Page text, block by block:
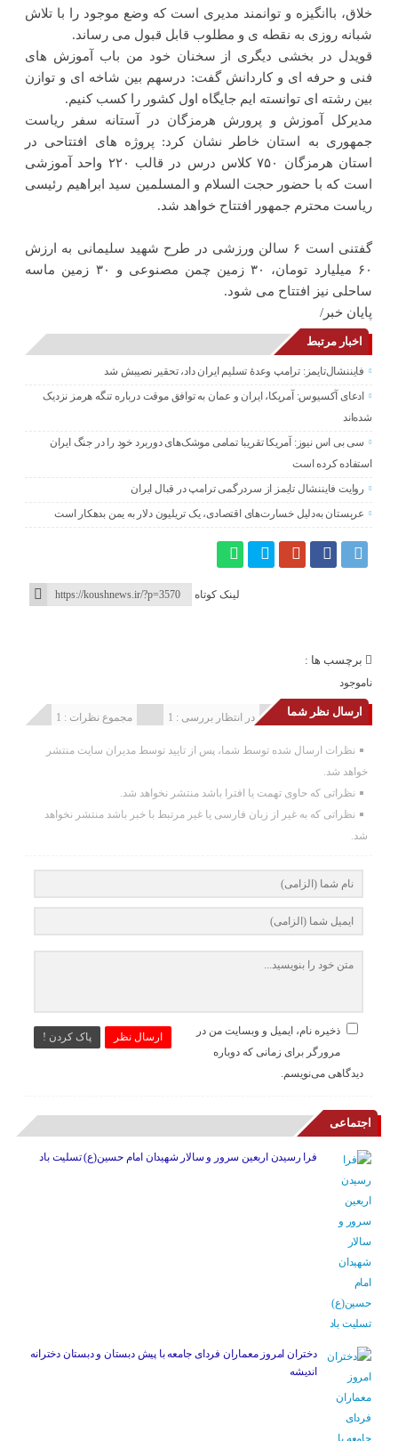
خلاق، باانگیزه و توانمند مدیری است که وضع موجود را با تلاش
شبانه روزی به نقطه ی و مطلوب قابل قبول می رساند.
قویدل در بخشی دیگری از سخنان خود من باب آموزش های
فنی و حرفه ای و کاردانش گفت: درسهم بین شاخه ای و توازن
بین رشته ای توانسته ایم جایگاه اول کشور را کسب کنیم.
مدیرکل آموزش و پرورش هرمزگان در آستانه سفر ریاست
جمهوری به استان خاطر نشان کرد: پروژه های افتتاحی در
استان هرمزگان ۷۵۰ کلاس درس در قالب ۲۲۰ واحد آموزشی
است که با حضور حجت السلام و المسلمین سید ابراهیم رئیسی
ریاست محترم جمهور افتتاح خواهد شد.
گفتنی است ۶ سالن ورزشی در طرح شهید سلیمانی به ارزش
۶۰ میلیارد تومان، ۳۰ زمین چمن مصنوعی و ۳۰ زمین ماسه
ساحلی نیز افتتاح می شود.
پایان خبر/
اخبار مرتبط
فایننشال‌تایمز: ترامپ وعدۀ تسلیم ایران داد، تحقیر نصیبش شد
ادعای آکسیوس: آمریکا، ایران و عمان به توافق موقت درباره تنگه هرمز نزدیک
شده‌اند
سی بی اس نیوز: آمریکا تقریبا تمامی موشک‌های دوربرد خود را در جنگ ایران
استفاده کرده است
روایت فایننشال تایمز از سردرگمی ترامپ در قبال ایران
عربستان به‌دلیل خسارت‌های اقتصادی، یک تریلیون دلار به یمن بدهکار است
لینک کوتاه
برچسب ها :
ناموجود
ارسال نظر شما مجموع نظرات : 1 در انتظار بررسی : 1 انتشار یافته : 0
نظرات ارسال شده توسط شما، پس از تایید توسط مدیران سایت منتشر
خواهد شد.
نظراتی که حاوی تهمت یا افترا باشد منتشر نخواهد شد.
نظراتی که به غیر از زبان فارسی یا غیر مرتبط با خبر باشد منتشر نخواهد
شد.
ارسال نظر پاک کردن !
ذخیره نام، ایمیل و وبسایت من در
مرورگر برای زمانی که دوباره
دیدگاهی می‌نویسم.
اجتماعی
فرا رسیدن اربعین سرور و سالار شهیدان امام حسین(ع) تسلیت باد
دختران امروز معماران فردای جامعه با پیش دبستان و دبستان دخترانه
اندیشه